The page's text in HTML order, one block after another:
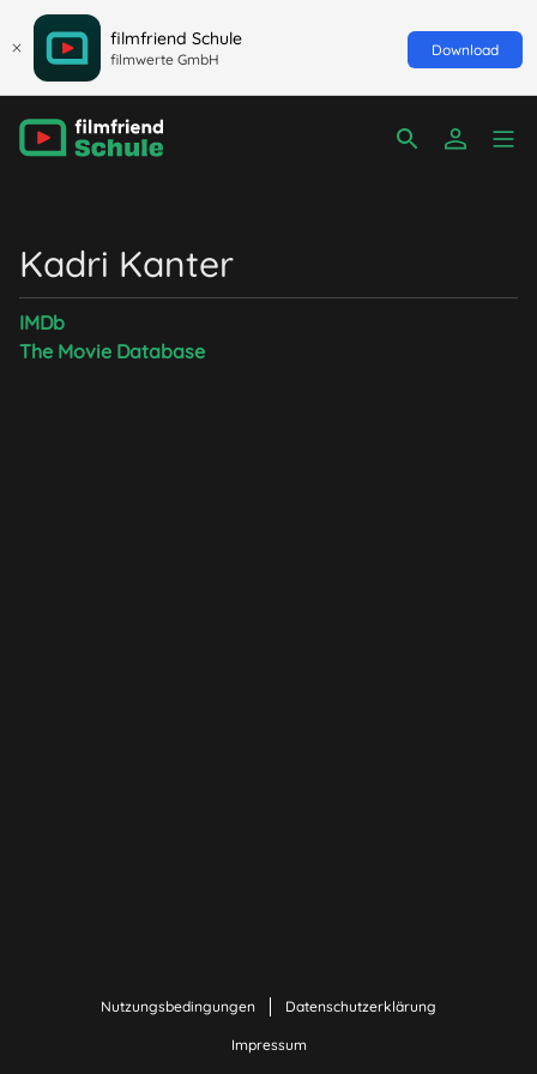
filmfriend Schule
filmwerte GmbH
Download
Kadri Kanter
IMDb
The Movie Database
Nutzungsbedingungen Datenschutzerklärung
Impressum